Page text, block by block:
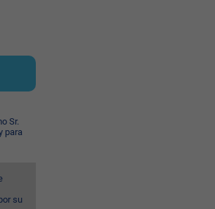
Sr.
para
su